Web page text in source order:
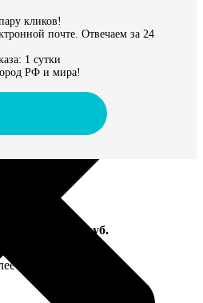
кликов!
почте. Отвечаем за 24
1 сутки
РФ и мира!
Цена, руб.
Вас"